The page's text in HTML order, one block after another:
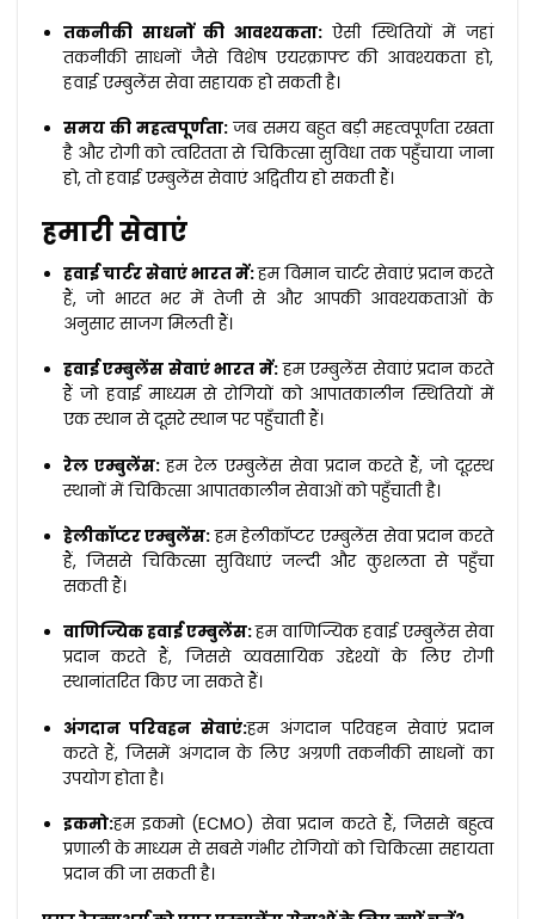
तकनीकी साधनों की आवश्यकता:ऐसी स्थितियों में जहां
तकनीकी साधनों जैसे विशेष एयरक्राफ्ट की आवश्यकता हो,
हवाई एम्बुलेंस सेवा सहायक हो सकती है।
समय की महत्वपूर्णता: जब समय बहुत बड़ी महत्वपूर्णता रखता
है और रोगी को त्वरितता से चिकित्सा सुविधा तक पहुँचाया जाना
हो, तो हवाई एम्बुलेंस सेवाएं अद्वितीय हो सकती हैं।
हमारी सेवाएं
हवाई चार्टर सेवाएं भारत में:हम विमान चार्टर सेवाएं प्रदान करते
हैं, जो भारत भर में तेजी से और आपकी आवश्यकताओं के
अनुसार साजग मिलती हैं।
हवाई एम्बुलेंस सेवाएं भारत में:हम एम्बुलेंस सेवाएं प्रदान करते
हैं जो हवाई माध्यम से रोगियों को आपातकालीन स्थितियों में
एक स्थान से दूसरे स्थान पर पहुँचाती हैं।
रेल एम्बुलेंस:हम रेल एम्बुलेंस सेवा प्रदान करते हैं, जो दूरस्थ
स्थानों में चिकित्सा आपातकालीन सेवाओं को पहुँचाती है।
हेलीकॉप्टर एम्बुलेंस:हम हेलीकॉप्टर एम्बुलेंस सेवा प्रदान करते
हैं, जिससे चिकित्सा सुविधाएं जल्दी और कुशलता से पहुँचा
सकती हैं।
वाणिज्यिक हवाई एम्बुलेंस:हम वाणिज्यिक हवाई एम्बुलेंस सेवा
प्रदान करते हैं, जिससे व्यवसायिक उद्देश्यों के लिए रोगी
स्थानांतरित किए जा सकते हैं।
अंगदान परिवहन सेवाएं:हम अंगदान परिवहन सेवाएं प्रदान
करते हैं, जिसमें अंगदान के लिए अग्रणी तकनीकी साधनों का
उपयोग होता है।
इकमो:हम इकमो (ECMO) सेवा प्रदान करते हैं, जिससे बहुत्व
प्रणाली के माध्यम से सबसे गंभीर रोगियों को चिकित्सा सहायता
प्रदान की जा सकती है।